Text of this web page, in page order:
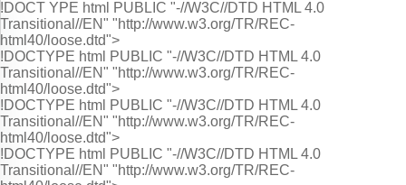
!DOCT YPE html PUBLIC "-//W3C//DTD HTML 4.0
Transitional//EN" "http://www.w3.org/TR/REC-
html40/loose.dtd">
!DOCTYPE html PUBLIC "-//W3C//DTD HTML 4.0
Transitional//EN" "http://www.w3.org/TR/REC-
html40/loose.dtd">
!DOCTYPE html PUBLIC "-//W3C//DTD HTML 4.0
Transitional//EN" "http://www.w3.org/TR/REC-
html40/loose.dtd">
!DOCTYPE html PUBLIC "-//W3C//DTD HTML 4.0
Transitional//EN" "http://www.w3.org/TR/REC-